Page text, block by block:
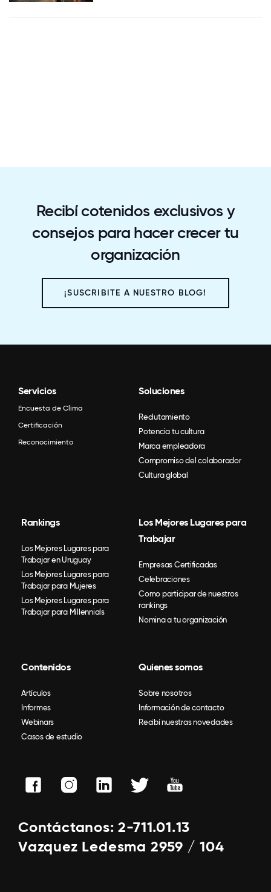
Recibí cotenidos exclusivos y
consejos para hacer crecer tu
organización
¡SUSCRIBITE A NUESTRO BLOG!
Servicios
Encuesta de Clima
Certificación
Reconocimiento
Soluciones
Reclutamiento
Potencia tu cultura
Marca empleadora
Compromiso del colaborador
Cultura global
Rankings
Los Mejores Lugares para
Trabajar en Uruguay
Los Mejores Lugares para
Trabajar para Mujeres
Los Mejores Lugares para
Trabajar para Millennials
Los Mejores Lugares para
Trabajar
Empresas Certificadas
Celebraciones
Como participar de nuestros
rankings
Nomina a tu organización
Contenidos
Artículos
Informes
Webinars
Casos de estudio
Quienes somos
Sobre nosotros
Información de contacto
Recibí nuestras novedades
Contáctanos: 2-711.01.13
Vazquez Ledesma 2959 / 104